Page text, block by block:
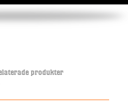
produkter